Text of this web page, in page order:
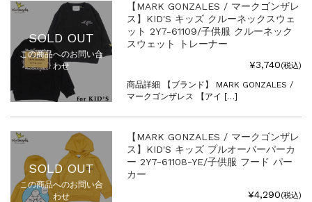
SOLD OUT
この商品へのお問い合
わせ
【MARK GONZALES / マークゴンザレ
ス】KID'S キッズ クルーネックスウェ
ット 2Y7-61109/子供服 クルーネック
スウェット トレーナー
¥3,740(税込)
商品詳細 【ブランド】 MARK GONZALES /
マークゴンザレス 【アイ […]
SOLD OUT
この商品へのお問い合
わせ
【MARK GONZALES / マークゴンザレ
ス】KID'S キッズ プルオーバーパーカ
ー 2Y7-61108-YE/子供服 フード パー
カー
¥4,290(税込)